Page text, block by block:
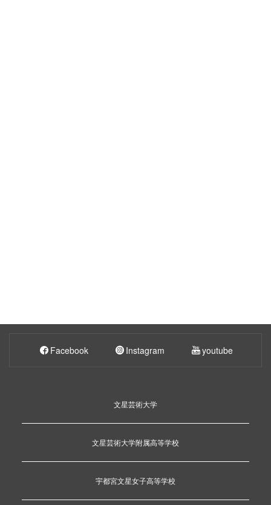
Facebook Instagram youtube
文星芸術大学
文星芸術大学附属高等学校
宇都宮文星女子高等学校